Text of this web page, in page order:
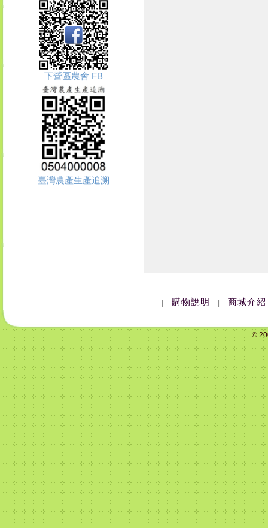
下營區農會 FB
臺灣農產生產追溯
購物說明 商城介紹
©